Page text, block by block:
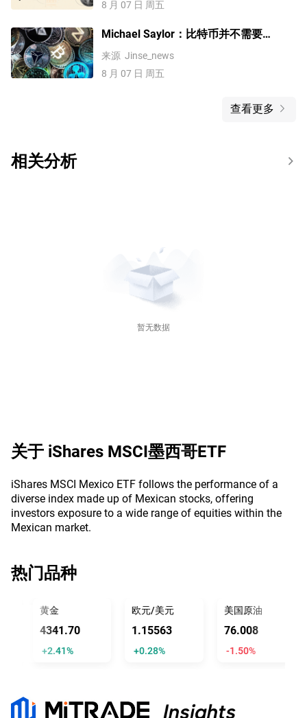
8 月 07 日 周五
Michael Saylor：比特币并不需要
《CLARITY法案》，而是美国需要
来源 Jinse_news
8 月 07 日 周五
查看更多
相关分析
暂无数据
关于 iShares MSCI墨西哥ETF
iShares MSCI Mexico ETF follows the performance of a
diverse index made up of Mexican stocks, offering
investors exposure to a wide range of equities within the
Mexican market.
热门品种
黄金
4341.70
+2.41%
欧元/美元
1.15563
+0.28%
美国原油
76.008
-1.50%